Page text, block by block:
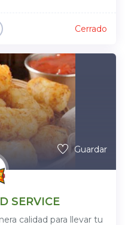
Cerrado
Guardar
SERVICE
calidad para llevar tu